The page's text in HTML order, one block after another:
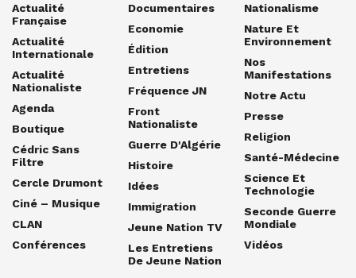
Actualité
Française
Actualité
Internationale
Actualité
Nationaliste
Agenda
Boutique
Cédric Sans
Filtre
Cercle Drumont
Ciné – Musique
CLAN
Conférences
Documentaires
Economie
Édition
Entretiens
Fréquence JN
Front
Nationaliste
Guerre D'Algérie
Histoire
Idées
Immigration
Jeune Nation TV
Les Entretiens
De Jeune Nation
Nationalisme
Nature Et
Environnement
Nos
Manifestations
Notre Actu
Presse
Religion
Santé-Médecine
Science Et
Technologie
Seconde Guerre
Mondiale
Vidéos